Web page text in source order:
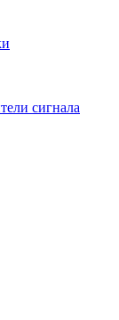
сигнала